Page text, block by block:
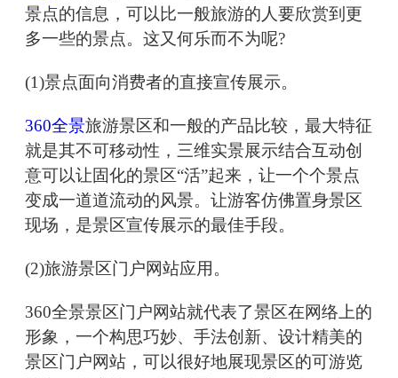
景点的信息，可以比一般旅游的人要欣赏到更
多一些的景点。这又何乐而不为呢?
(1)景点面向消费者的直接宣传展示。
360全景旅游景区和一般的产品比较，最大特征
就是其不可移动性，三维实景展示结合互动创
意可以让固化的景区“活”起来，让一个个景点
变成一道道流动的风景。让游客仿佛置身景区
现场，是景区宣传展示的最佳手段。
(2)旅游景区门户网站应用。
360全景景区门户网站就代表了景区在网络上的
形象，一个构思巧妙、手法创新、设计精美的
景区门户网站，可以很好地展现景区的可游览